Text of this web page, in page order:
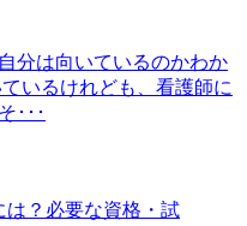
分は向いているのかわか
いるけれども、看護師に
･･･